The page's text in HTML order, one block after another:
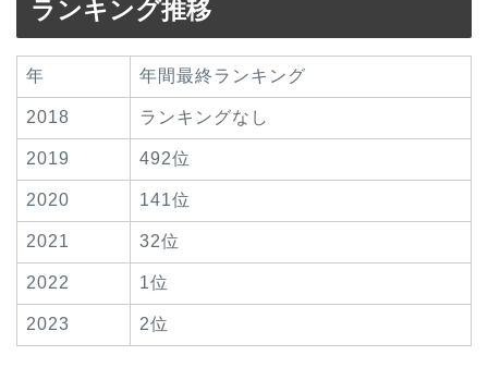
ランキング推移
年 年間最終ランキング
2018 ランキングなし
2019 492位
2020 141位
2021 32位
2022 1位
2023 2位